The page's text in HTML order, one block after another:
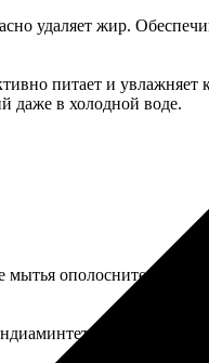
удаляет жир.
питает и увлажняет
даже в холодной воде.
ополосните посуду.